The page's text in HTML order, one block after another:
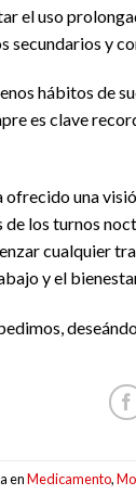
el uso
secundarios y
hábitos de
es clave
ofrecido una
de los turnos
cualquier
y el
enMedicamento,